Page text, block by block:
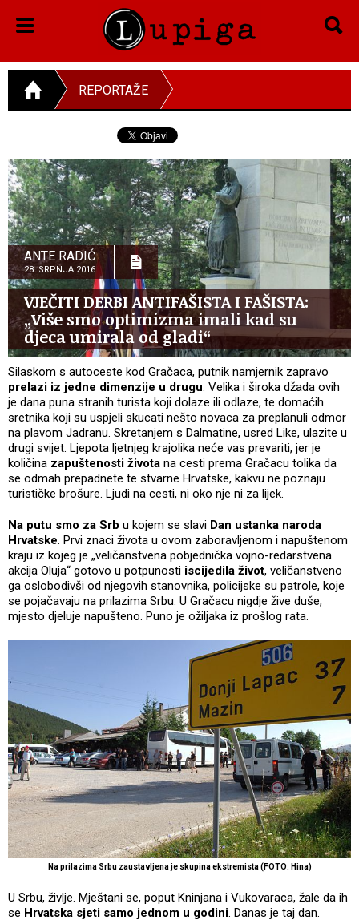
REPORTAŽE
ANTE RADIĆ
28. SRPNJA 2016.
VJEČITI DERBI ANTIFAŠISTA I FAŠISTA:
„Više smo optimizma imali kad su
djeca umirala od gladi“
Silaskom s autoceste kod Gračaca, putnik namjernik zapravo
prelazi iz jedne dimenzije u drugu. Velika i široka džada ovih
je dana puna stranih turista koji dolaze ili odlaze, te domaćih
sretnika koji su uspjeli skucati nešto novaca za preplanuli odmor
na plavom Jadranu. Skretanjem s Dalmatine, usred Like, ulazite u
drugi svijet. Ljepota ljetnjeg krajolika neće vas prevariti, jer je
količina zapuštenosti života na cesti prema Gračacu tolika da
se odmah prepadnete te stvarne Hrvatske, kakvu ne poznaju
turističke brošure. Ljudi na cesti, ni oko nje ni za lijek.
Na putu smo za Srb u kojem se slavi Dan ustanka naroda
Hrvatske. Prvi znaci života u ovom zaboravljenom i napuštenom
kraju iz kojeg je „veličanstvena pobjednička vojno-redarstvena
akcija Oluja“ gotovo u potpunosti iscijedila život, veličanstveno
ga oslobodivši od njegovih stanovnika, policijske su patrole, koje
se pojačavaju na prilazima Srbu. U Gračacu nigdje žive duše,
mjesto djeluje napušteno. Puno je ožiljaka iz prošlog rata.
Na prilazima Srbu zaustavljena je skupina ekstremista (FOTO: Hina)
U Srbu, življe. Mještani se, poput Kninjana i Vukovaraca, žale da ih
se Hrvatska sjeti samo jednom u godini. Danas je taj dan.